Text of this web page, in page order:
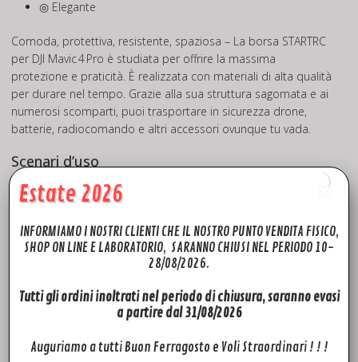
◎ Elegante
Comoda, protettiva, resistente, spaziosa – La borsa STARTRC
per DJI Mavic 4 Pro è studiata per offrire la massima
protezione e praticità. È realizzata con materiali di alta qualità
per durare nel tempo. Grazie alla sua struttura sagomata e ai
numerosi scomparti, puoi trasportare in sicurezza drone,
batterie, radiocomando e altri accessori ovunque tu vada.
Scenari d’uso
La borsa STARTRC è pensata per il DJI Mavic 4 Pro e offre un
sistema di trasporto sicuro e pratico per il tuo
protegge il drone e gli accessori durante i viaggi o le attività
all’aperto. Gli ampi spazi e i comparti organizzati ti aiutano a
trasportare tutto il necessario per le tue sessioni di fotografia
e videografia aerea.
◎ Attività all’aperto
Estate 2026
INFORMIAMO I NOSTRI CLIENTI CHE IL NOSTRO PUNTO VENDITA FISICO,
SHOP ON LINE E LABORATORIO, SARANNO CHIUSI NEL PERIODO 10-
28/08/2026.
Tutti gli ordini inoltrati nel periodo di chiusura, saranno evasi
a partire dal 31/08/2026
Auguriamo a tutti Buon Ferragosto e Voli Straordinari ! ! !